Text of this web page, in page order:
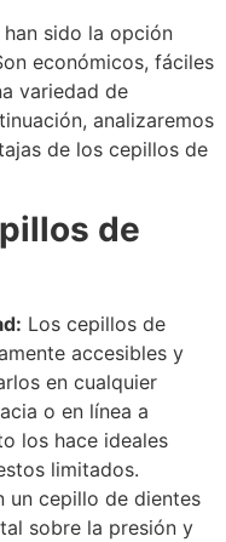
sido la opción
económicos, fáciles
variedad de
analizaremos
de los cepillos de
de
Los cepillos de
accesibles y
en cualquier
o en línea a
los hace ideales
limitados.
un cepillo de dientes
sobre la presión y